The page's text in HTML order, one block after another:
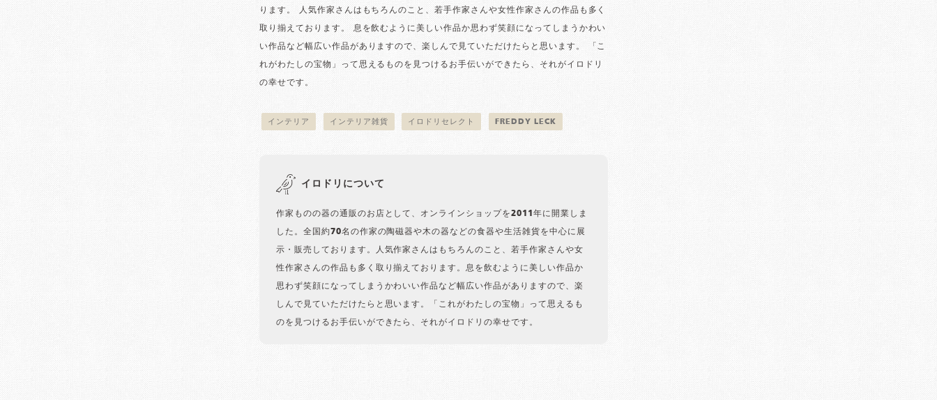
ります。 人気作家さんはもちろんのこと、若手作家さんや女性作家さんの作品も多く
取り揃えております。 息を飲むように美しい作品か思わず笑顔になってしまうかわい
い作品など幅広い作品がありますので、楽しんで見ていただけたらと思います。 「こ
れがわたしの宝物」って思えるものを見つけるお手伝いができたら、それがイロドリ
の幸せです。
インテリア インテリア雑貨 イロドリセレクト FREDDY LECK
イロドリについて
作家ものの器の通販のお店として、オンラインショップを2011年に開業しま
した。全国約70名の作家の陶磁器や木の器などの食器や生活雑貨を中心に展
示・販売しております。人気作家さんはもちろんのこと、若手作家さんや女
性作家さんの作品も多く取り揃えております。息を飲むように美しい作品か
思わず笑顔になってしまうかわいい作品など幅広い作品がありますので、楽
しんで見ていただけたらと思います。「これがわたしの宝物」って思えるも
のを見つけるお手伝いができたら、それがイロドリの幸せです。